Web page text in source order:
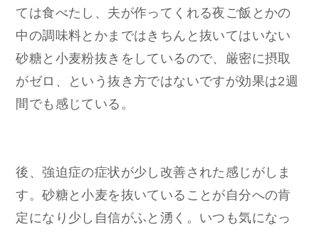
ては食べたし、夫が作ってくれる夜ご飯とかの
中の調味料とかまではきちんと抜いてはいない
砂糖と小麦粉抜きをしているので、厳密に摂取
がゼロ、という抜き方ではないですが効果は2週
間でも感じている。
後、強迫症の症状が少し改善された感じがしま
す。砂糖と小麦を抜いていることが自分への肯
定になり少し自信がふと湧く。いつも気になっ